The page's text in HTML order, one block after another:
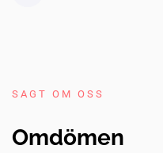
SAGT OM OSS
Omdömen